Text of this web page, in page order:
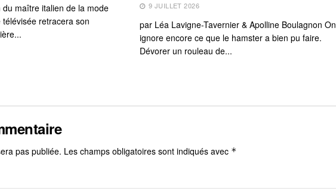
maître italien de la mode
retracera son
9 JUILLET 2026
par Léa Lavigne-Tavernier & Apolline Boulagnon On
ignore encore ce que le hamster a bien pu faire.
Dévorer un rouleau de...
pas publiée. Les champs obligatoires sont indiqués avec *